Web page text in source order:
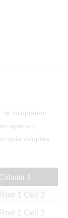
sit voluptatem
aperiam,
quia voluptas
Column 3
Row 1 Cell 3
Row 2 Cell 3